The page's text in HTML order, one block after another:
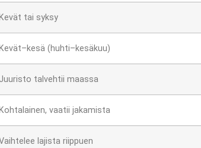
Kevät tai syksy
Kevät–kesä (huhti–kesäkuu)
Juuristo talvehtii maassa
Kohtalainen, vaatii jakamista
lajista riippuen